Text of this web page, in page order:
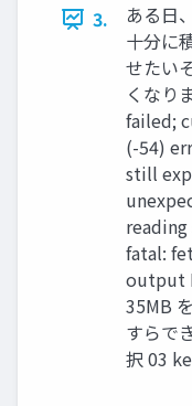
3.
ある日
十分に
せたい
くなり
failed;
(-54)
still
fatal:
output
35MB
すらで
択 03